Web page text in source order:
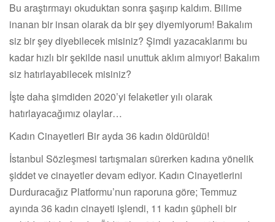
Bu araştırmayı okuduktan sonra şaşırıp kaldım. Bilime
inanan bir insan olarak da bir şey diyemiyorum! Bakalım
siz bir şey diyebilecek misiniz? Şimdi yazacaklarımı bu
kadar hızlı bir şekilde nasıl unuttuk aklım almıyor! Bakalım
siz hatırlayabilecek misiniz?
İşte daha şimdiden 2020’yi felaketler yılı olarak
hatırlayacağımız olaylar…
Kadın Cinayetleri Bir ayda 36 kadın öldürüldü!
İstanbul Sözleşmesi tartışmaları sürerken kadına yönelik
şiddet ve cinayetler devam ediyor. Kadın Cinayetlerini
Durduracağız Platformu’nun raporuna göre; Temmuz
ayında 36 kadın cinayeti işlendi, 11 kadın şüpheli bir